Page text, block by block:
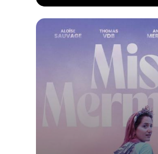
Réalisé par Eric
Voir la fiche du